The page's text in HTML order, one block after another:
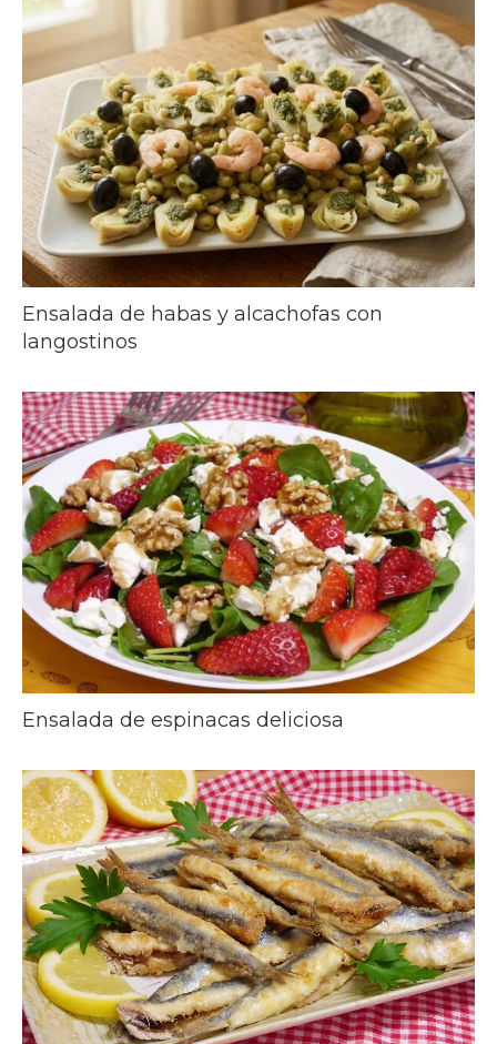
Ensalada de habas y alcachofas con
langostinos
Ensalada de espinacas deliciosa